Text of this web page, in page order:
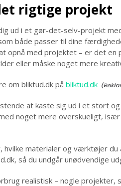
rigtige projekt
ud i et gør-det-selv-projekt
både passer til dine
opnå med projektet – er det
eller måske noget mere
om bliktud.dk på bliktud.dk
at kaste sig ud i et stort
noget mere overskueligt,
hvilke materialer og værktøjer du
så du undgår unødvendige
realistisk – nogle projekter,